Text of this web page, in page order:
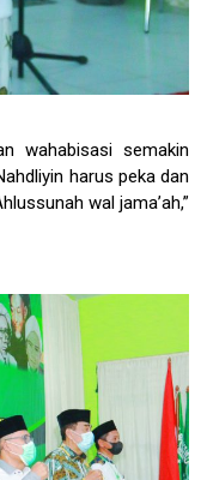
wahabisasi semakin
harus peka dan
wal jama’ah,”